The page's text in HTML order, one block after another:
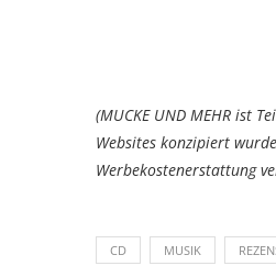
(MUCKE UND MEHR ist
Websites konzipiert
Werbekostenerstattung
CD MUSIK